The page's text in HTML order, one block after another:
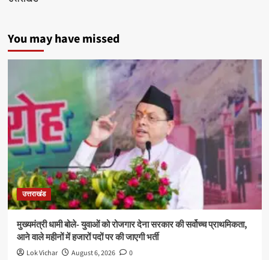
You may have missed
उत्तराखंड
मुख्यमंत्री धामी बोले- युवाओं को रोजगार देना सरकार की सर्वोच्च प्राथमिकता,
आने वाले महीनों में हजारों पदों पर की जाएगी भर्ती
Lok Vichar August 6, 2026 0